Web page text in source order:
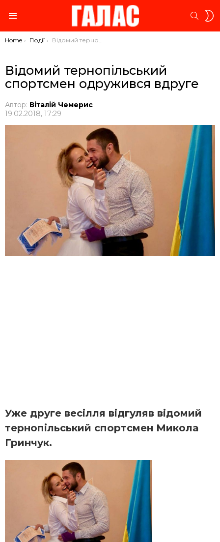
You are here:
Home Події Відомий тернопільський спортсмен одружився вдруге
Відомий тернопільський
спортсмен одружився вдруге
Автор: Віталій Чемерис
19.02.2018, 17:29
Уже друге весілля відгуляв відомий
тернопільський спортсмен Микола
Гринчук.